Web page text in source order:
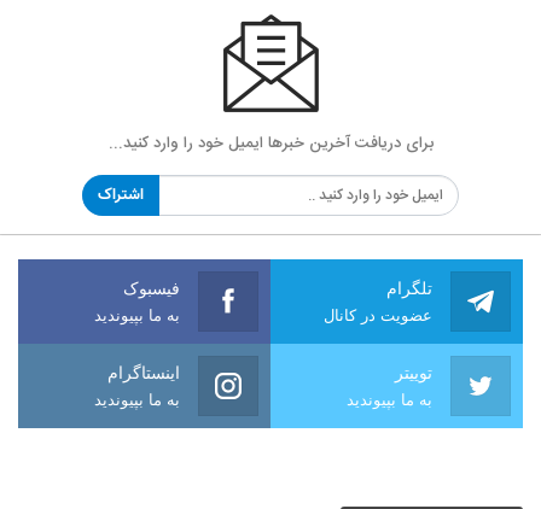
برای دریافت آخرین خبرها ایمیل خود را وارد کنید...
اشتراک
تلگرام
عضویت در کانال
فیسبوک
به ما بپیوندید
توییتر
به ما بپیوندید
اینستاگرام
به ما بپیوندید